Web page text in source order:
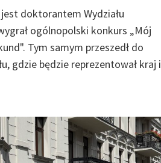
doktorantem Wydziału
ogólnopolski konkurs „Mój
Tym samym przeszedł do
gdzie będzie reprezentował kraj i